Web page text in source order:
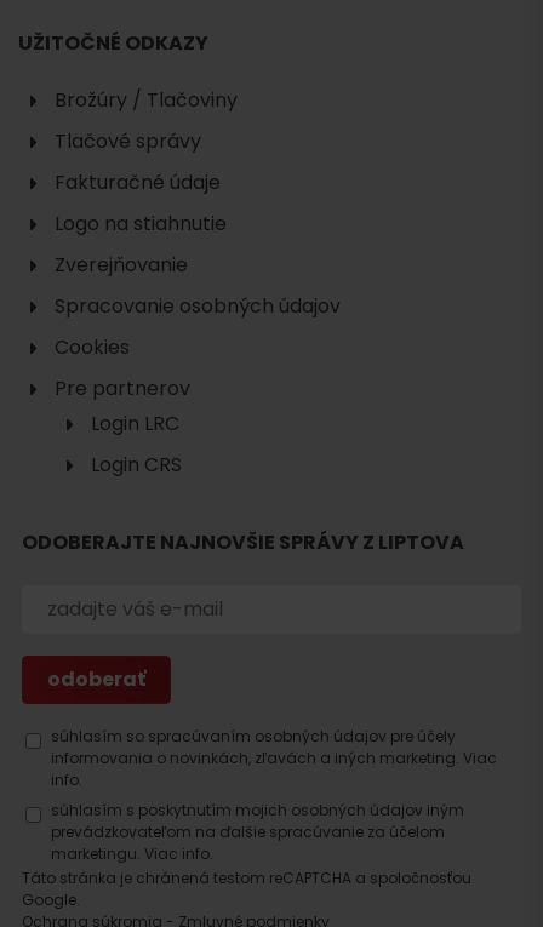
ubytovanie
UŽITOČNÉ ODKAZY
Brožúry / Tlačoviny
Tlačové správy
Fakturačné údaje
Logo na stiahnutie
Zverejňovanie
Spracovanie osobných údajov
Cookies
Pre partnerov
Login LRC
Login CRS
ODOBERAJTE NAJNOVŠIE SPRÁVY Z LIPTOVA
súhlasím so spracúvaním osobných údajov pre účely
informovania o novinkách, zľavách a iných marketing. Viac
info.
súhlasím s poskytnutím mojich osobných údajov iným
prevádzkovateľom na ďalšie spracúvanie za účelom
marketingu. Viac info.
Táto stránka je chránená testom reCAPTCHA a spoločnosťou
Google.
Ochrana súkromia - Zmluvné podmienky